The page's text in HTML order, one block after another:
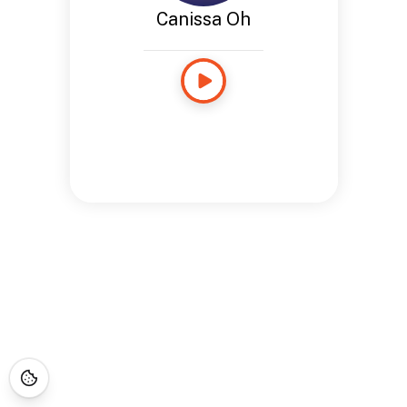
Canissa Oh